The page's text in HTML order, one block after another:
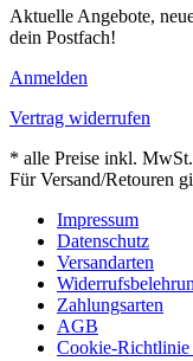
Aktuelle Angebote,
dein Postfach!
Anmelden
Vertrag widerrufen
* alle Preise inkl.
Für Versand/Retouren
Impressum
Datenschutz
Versandarten
Zahlungsarten
AGB
Cookie-